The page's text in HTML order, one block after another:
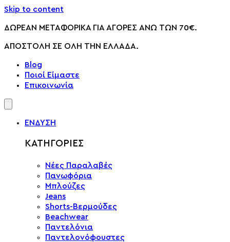
Skip to content
ΔΩΡΕΑΝ ΜΕΤΑΦΟΡΙΚΑ ΓΙΑ ΑΓΟΡΕΣ ΑΝΩ ΤΩΝ 70€.
ΑΠΟΣΤΟΛΗ ΣΕ ΟΛΗ ΤΗΝ ΕΛΛΑΔΑ.
Blog
Ποιοί Είμαστε
Επικοινωνία
ΕΝΔΥΣΗ
ΚΑΤΗΓΟΡΙΕΣ
Νέες Παραλαβές
Πανωφόρια
Μπλούζες
Jeans
Shorts-Βερμούδες
Beachwear
Παντελόνια
Παντελονόφουστες